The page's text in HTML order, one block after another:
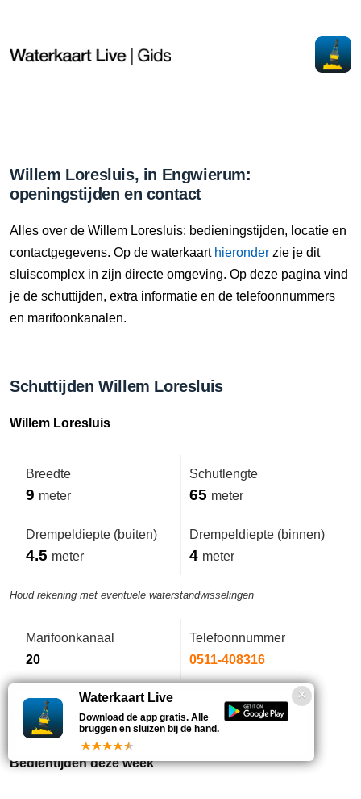
Willem Loresluis, in Engwierum:
openingstijden en contact
Alles over de Willem Loresluis: bedieningstijden, locatie en
contactgegevens. Op de waterkaart hieronder zie je dit
sluiscomplex in zijn directe omgeving. Op deze pagina vind
je de schuttijden, extra informatie en de telefoonnummers
en marifoonkanalen.
Schuttijden Willem Loresluis
Willem Loresluis
Breedte
9 meter
Schutlengte
65 meter
Drempeldiepte (buiten)
4.5 meter
Drempeldiepte (binnen)
4 meter
Houd rekening met eventuele waterstandwisselingen
Marifoonkanaal
20
Telefoonnummer
0511-408316
Geen opmerkingen
Bedientijden deze week
Waterkaart Live
Download de app gratis. Alle
bruggen en sluizen bij de hand.